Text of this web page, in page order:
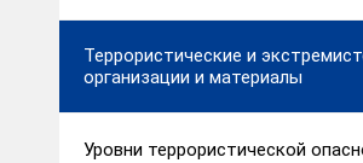
Террористические и
организации и материалы
Уровни террористической